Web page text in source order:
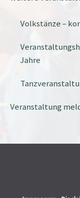
Volkstänze –
Jahre
Veranstaltung